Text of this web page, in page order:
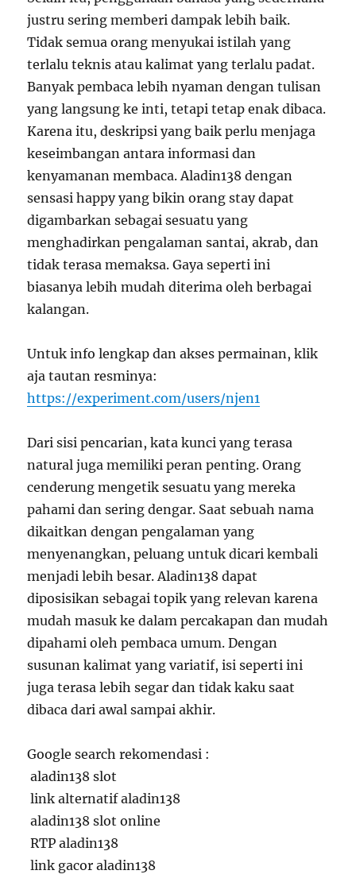
justru sering memberi dampak lebih baik.
Tidak semua orang menyukai istilah yang
terlalu teknis atau kalimat yang terlalu padat.
Banyak pembaca lebih nyaman dengan tulisan
yang langsung ke inti, tetapi tetap enak dibaca.
Karena itu, deskripsi yang baik perlu menjaga
keseimbangan antara informasi dan
kenyamanan membaca. Aladin138 dengan
sensasi happy yang bikin orang stay dapat
digambarkan sebagai sesuatu yang
menghadirkan pengalaman santai, akrab, dan
tidak terasa memaksa. Gaya seperti ini
biasanya lebih mudah diterima oleh berbagai
kalangan.
Untuk info lengkap dan akses permainan, klik
aja tautan resminya:
https://experiment.com/users/njen1
Dari sisi pencarian, kata kunci yang terasa
natural juga memiliki peran penting. Orang
cenderung mengetik sesuatu yang mereka
pahami dan sering dengar. Saat sebuah nama
dikaitkan dengan pengalaman yang
menyenangkan, peluang untuk dicari kembali
menjadi lebih besar. Aladin138 dapat
diposisikan sebagai topik yang relevan karena
mudah masuk ke dalam percakapan dan mudah
dipahami oleh pembaca umum. Dengan
susunan kalimat yang variatif, isi seperti ini
juga terasa lebih segar dan tidak kaku saat
dibaca dari awal sampai akhir.
Google search rekomendasi :
aladin138 slot
link alternatif aladin138
aladin138 slot online
RTP aladin138
link gacor aladin138